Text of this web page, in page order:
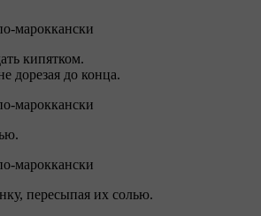
кипятком.
дорезая до конца.
пересыпая их солью.